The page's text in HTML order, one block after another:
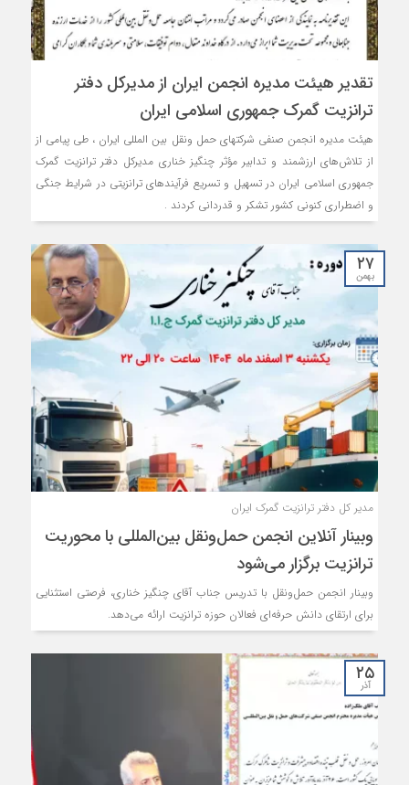
تقدیر هیئت مدیره انجمن ایران از مدیرکل دفتر
ترانزیت گمرک جمهوری اسلامی ایران
هیئت مدیره انجمن صنفی شرکتهای حمل ونقل بین المللی ایران ، طی پیامی از
از تلاش‌های ارزشمند و تدابیر مؤثر چنگیز خناری مدیرکل دفتر ترانزیت گمرک
جمهوری اسلامی ایران در تسهیل و تسریع فرآیندهای ترانزیتی در شرایط جنگی
و اضطراری کنونی کشور تشکر و قدردانی کردند .
۲۷
بهمن
مدیر کل دفتر ترانزیت گمرک ایران
وبینار آنلاین انجمن حمل‌ونقل بین‌المللی با محوریت
ترانزیت برگزار می‌شود
وبینار انجمن حمل‌ونقل با تدریس جناب آقای چنگیز خناری، فرصتی استثنایی
برای ارتقای دانش حرفه‌ای فعالان حوزه ترانزیت ارائه می‌دهد.
۲۵
آذر